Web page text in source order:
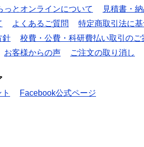
っとオンラインについて
見積書・
よくあるご質問
特定商取引法に
針
校費・公費・科研費払い取引のご
お客様からの声 ご注文の取り消し
Facebook公式ページ